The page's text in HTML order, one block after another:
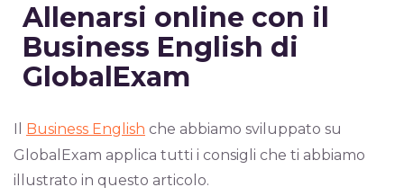
Allenarsi online con il
Business English di
GlobalExam
Il Business English che abbiamo sviluppato su
GlobalExam applica tutti i consigli che ti abbiamo
illustrato in questo articolo.